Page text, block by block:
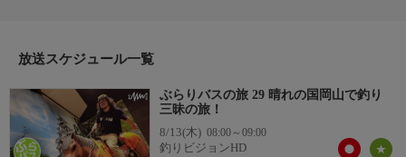
楽しんでいますよ。今日も元気に出発進行！
＊初回放送：2023/8/5
放送スケジュール一覧
ぶらりバスの旅 29 晴れの国岡山で釣り
三昧の旅！
8/13(木) 08:00～09:00
釣りビジョンHD